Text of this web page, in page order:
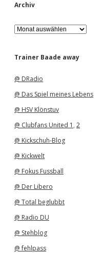
Archiv
A
r
h
Trainer Baade away
@ DRadio
@ Das Spiel meines Lebens
@ HSV Klönstuv
@ Clubfans United 1 , 2
@ Kickschuh-Blog
@ Kickwelt
@ Fokus Fussball
@ Der Libero
@ Total beglubbt
@ Radio DU
@ Stehblog
@ fehlpass